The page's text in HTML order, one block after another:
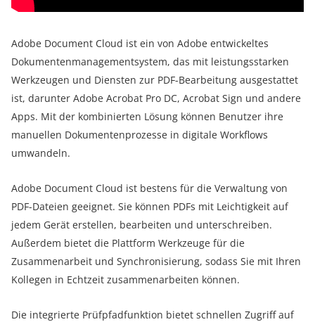
Adobe Document Cloud ist ein von Adobe entwickeltes
Dokumentenmanagementsystem, das mit leistungsstarken
Werkzeugen und Diensten zur PDF-Bearbeitung ausgestattet
ist, darunter Adobe Acrobat Pro DC, Acrobat Sign und andere
Apps. Mit der kombinierten Lösung können Benutzer ihre
manuellen Dokumentenprozesse in digitale Workflows
umwandeln.
Adobe Document Cloud ist bestens für die Verwaltung von
PDF-Dateien geeignet. Sie können PDFs mit Leichtigkeit auf
jedem Gerät erstellen, bearbeiten und unterschreiben.
Außerdem bietet die Plattform Werkzeuge für die
Zusammenarbeit und Synchronisierung, sodass Sie mit Ihren
Kollegen in Echtzeit zusammenarbeiten können.
Die integrierte Prüfpfadfunktion bietet schnellen Zugriff auf